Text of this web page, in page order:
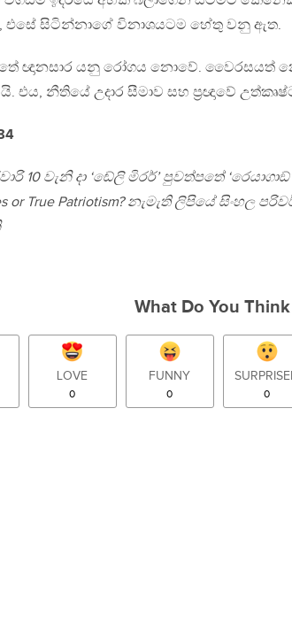
සිටින්නාගේ විනාශයටම හේතු වනු ඇත.
ඥානසාර යනු රෝගය නොවේ. වෛරසයත්
එය, නීතියේ උදාර සීමාව සහ ප‍්‍රඥාවේ
10 වැනි දා ‘ඬේලි මිරර්’ පුවත්පතේ
or True Patriotism? නැමැති ලිපියේ සිංහල
What Do You Think
LOVE
0
FUNNY
0 0